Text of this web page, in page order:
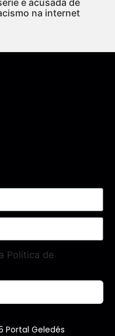
na internet
Política de
Portal Geledés